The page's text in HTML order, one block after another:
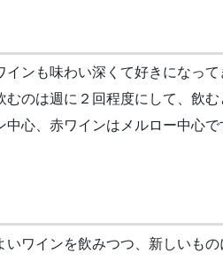
ンも味わい深くて好きになっ
のは週に２回程度にして、飲
心、赤ワインはメルロー中心
ワインを飲みつつ、新しいも